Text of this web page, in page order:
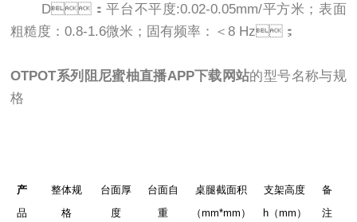
D：平台不平度:0.02-0.05mm/平方米；表面
粗糙度：0.8-1.6微米；固有频率：＜8 Hz；
OTPOT系列 阻尼蜜柚直播APP下载网站的型号名称与规
格
产
品
整体规
格
台面厚
度
台面自
重
桌腿截面积
（mm*mm）
支架高度
h（mm）
备
注